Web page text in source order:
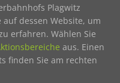
Plagwitz
dessen Website, um
erfahren. Wählen Sie
aus. Einen
finden Sie am rechten